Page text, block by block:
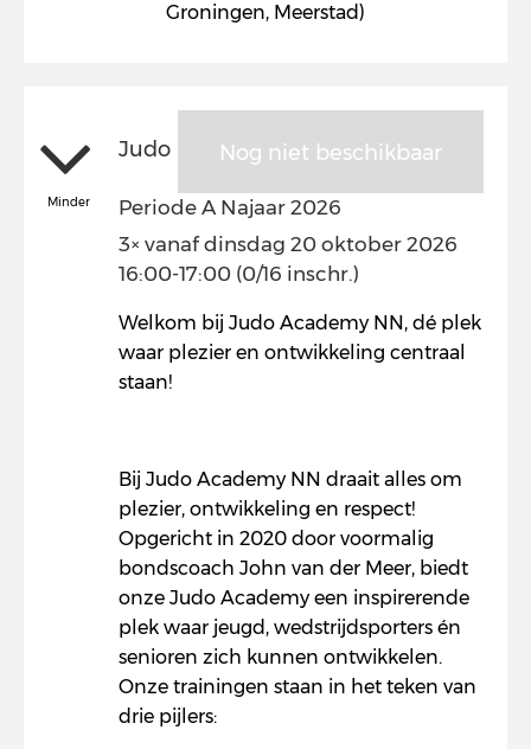
Groningen, Meerstad)
Nog niet beschikbaar
Minder
Judo
Periode A Najaar 2026
3× vanaf dinsdag 20 oktober 2026
16:00-17:00 (0/16 inschr.)
Welkom bij Judo Academy NN, dé plek
waar plezier en ontwikkeling centraal
staan!
Bij Judo Academy NN draait alles om
plezier, ontwikkeling en respect!
Opgericht in 2020 door voormalig
bondscoach John van der Meer, biedt
onze Judo Academy een inspirerende
plek waar jeugd, wedstrijdsporters én
senioren zich kunnen ontwikkelen.
Onze trainingen staan in het teken van
drie pijlers: